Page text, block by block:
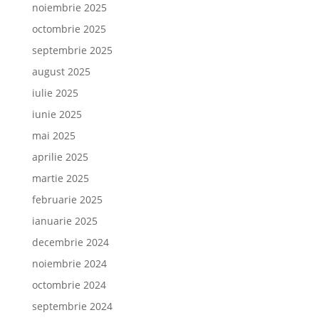
noiembrie 2025
octombrie 2025
septembrie 2025
august 2025
iulie 2025
iunie 2025
mai 2025
aprilie 2025
martie 2025
februarie 2025
ianuarie 2025
decembrie 2024
noiembrie 2024
octombrie 2024
septembrie 2024